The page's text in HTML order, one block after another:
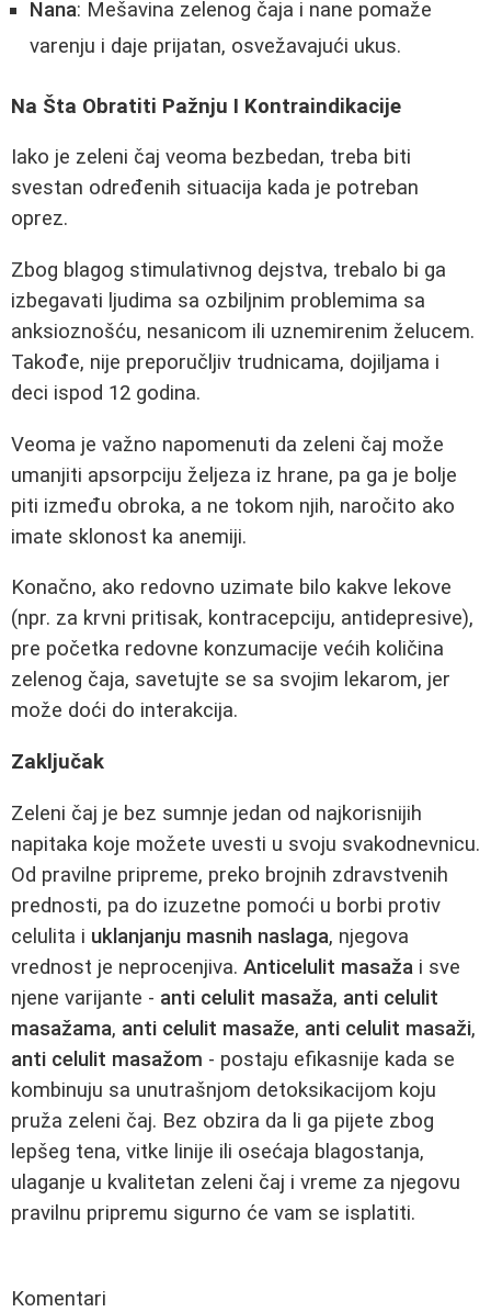
Nana: Mešavina zelenog čaja i nane pomaže
varenju i daje prijatan, osvežavajući ukus.
Na Šta Obratiti Pažnju I Kontraindikacije
Iako je zeleni čaj veoma bezbedan, treba biti
svestan određenih situacija kada je potreban
oprez.
Zbog blagog stimulativnog dejstva, trebalo bi ga
izbegavati ljudima sa ozbiljnim problemima sa
anksioznošću, nesanicom ili uznemirenim želucem.
Takođe, nije preporučljiv trudnicama, dojiljama i
deci ispod 12 godina.
Veoma je važno napomenuti da zeleni čaj može
umanjiti apsorpciju željeza iz hrane, pa ga je bolje
piti između obroka, a ne tokom njih, naročito ako
imate sklonost ka anemiji.
Konačno, ako redovno uzimate bilo kakve lekove
(npr. za krvni pritisak, kontracepciju, antidepresive),
pre početka redovne konzumacije većih količina
zelenog čaja, savetujte se sa svojim lekarom, jer
može doći do interakcija.
Zaključak
Zeleni čaj je bez sumnje jedan od najkorisnijih
napitaka koje možete uvesti u svoju svakodnevnicu.
Od pravilne pripreme, preko brojnih zdravstvenih
prednosti, pa do izuzetne pomoći u borbi protiv
celulita i uklanjanju masnih naslaga, njegova
vrednost je neprocenjiva. Anticelulit masaža i sve
njene varijante - anti celulit masaža, anti celulit
masažama, anti celulit masaže, anti celulit masaži,
anti celulit masažom - postaju efikasnije kada se
kombinuju sa unutrašnjom detoksikacijom koju
pruža zeleni čaj. Bez obzira da li ga pijete zbog
lepšeg tena, vitke linije ili osećaja blagostanja,
ulaganje u kvalitetan zeleni čaj i vreme za njegovu
pravilnu pripremu sigurno će vam se isplatiti.
Komentari